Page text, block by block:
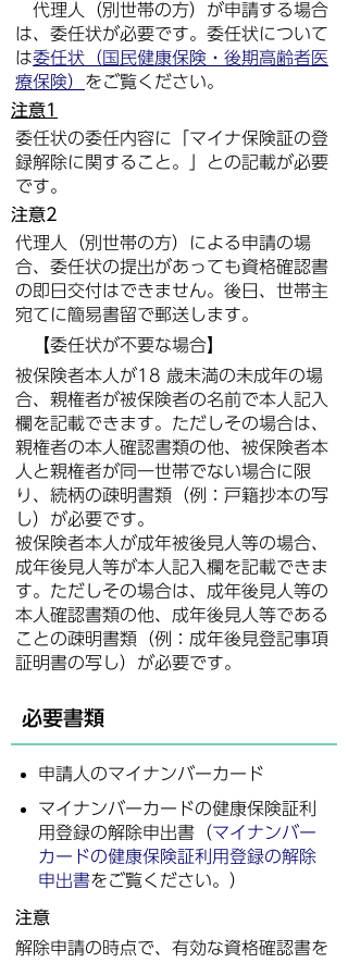
代理人（別世帯の方）が申請する場合
は、委任状が必要です。委任状について
は委任状（国民健康保険・後期高齢者医
療保険） をご覧ください。
注意1
委任状の委任内容に「マイナ保険証の登
録解除に関すること。」との記載が必要
です。
注意2
代理人（別世帯の方）による申請の場
合、委任状の提出があっても資格確認書
の即日交付はできません。後日、世帯主
宛てに簡易書留で郵送します。
【委任状が不要な場合】
被保険者本人が18 歳未満の未成年の場
合、親権者が被保険者の名前で本人記入
欄を記載できます。ただしその場合は、
親権者の本人確認書類の他、被保険者本
人と親権者が同一世帯でない場合に限
り、続柄の疎明書類（例：戸籍抄本の写
し）が必要です。
被保険者本人が成年被後見人等の場合、
成年後見人等が本人記入欄を記載できま
す。ただしその場合は、成年後見人等の
本人確認書類の他、成年後見人等である
ことの疎明書類（例：成年後見登記事項
証明書の写し）が必要です。
必要書類
申請人のマイナンバーカード
マイナンバーカードの健康保険証利
用登録の解除申出書（マイナンバー
カードの健康保険証利用登録の解除
申出書をご覧ください。）
注意
解除申請の時点で、有効な資格確認書を